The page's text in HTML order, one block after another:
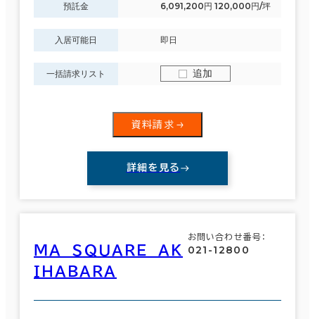
預託金 6,091,200円 120,000円/坪
入居可能日 即日
一括請求リスト 追加
資料請求
詳細を見る
ＭＡ ＳＱＵＡＲＥ ＡＫ
ＩＨＡＢＡＲＡ
お問い合わせ番号：
021-12800